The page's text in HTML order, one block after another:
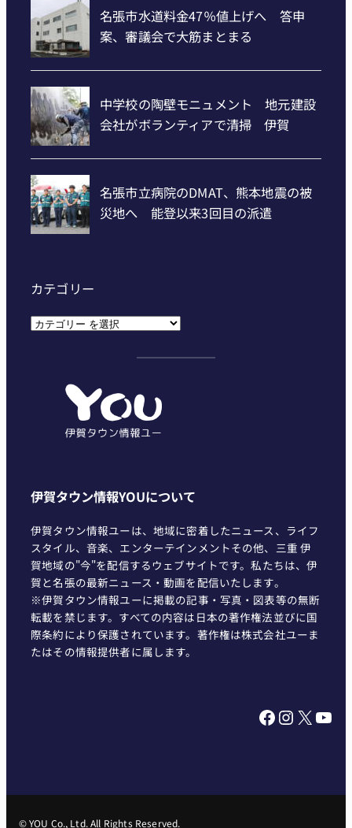
カテゴリー
カ
伊賀タウン情報YOUについて
伊賀タウン情報ユーは、地域に密着したニュース、ライフ
スタイル、音楽、エンターテインメントその他、三重 伊
賀地域の"今"を配信するウェブサイトです。私たちは、伊
賀と名張の最新ニュース・動画を配信いたします。
※伊賀タウン情報ユーに掲載の記事・写真・図表等の無断
転載を禁じます。すべての内容は日本の著作権法並びに国
際条約により保護されています。著作権は株式会社ユーま
たはその情報提供者に属します。
Facebook InstagramX YouTube
© YOU Co., Ltd. All Rights Reserved.